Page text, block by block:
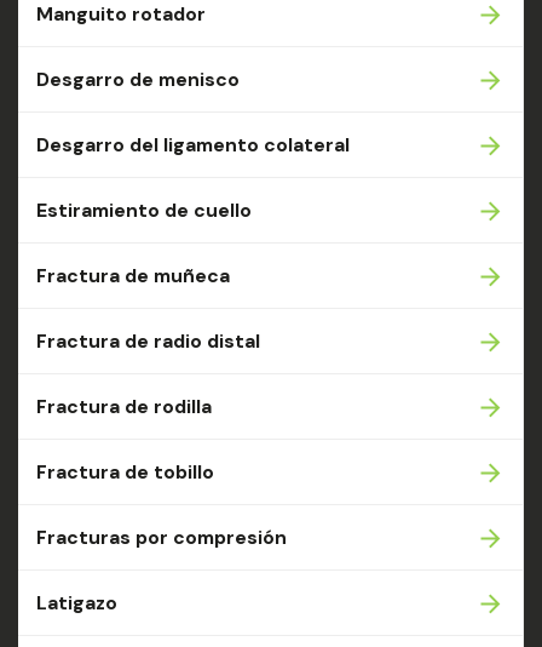
Manguito rotador
Desgarro de menisco
Desgarro del ligamento colateral
Estiramiento de cuello
Fractura de muñeca
Fractura de radio distal
Fractura de rodilla
Fractura de tobillo
Fracturas por compresión
Latigazo